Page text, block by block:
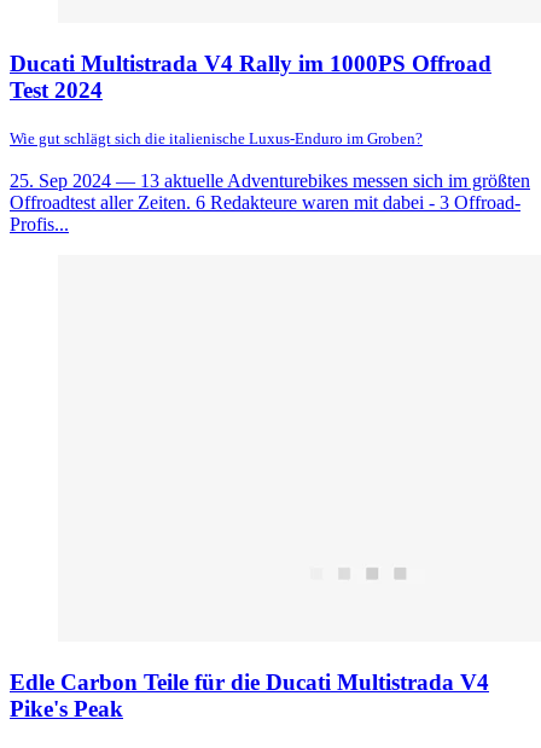
Ducati Multistrada V4 Rally im 1000PS Offroad
Test 2024
Wie gut schlägt sich die italienische Luxus-Enduro im Groben?
25. Sep 2024 — 13 aktuelle Adventurebikes messen sich im größten
Offroadtest aller Zeiten. 6 Redakteure waren mit dabei - 3 Offroad-
Profis...
Edle Carbon Teile für die Ducati Multistrada V4
Pike's Peak